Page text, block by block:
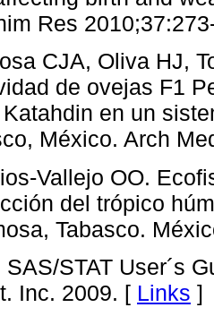
Res
CJA, Oliva HJ,
de ovejas F1
en un
México. Arch
Vallejo OO.
del trópico
Tabasco.
SAS/STAT User´s
Inc. 2009. [ Links ]